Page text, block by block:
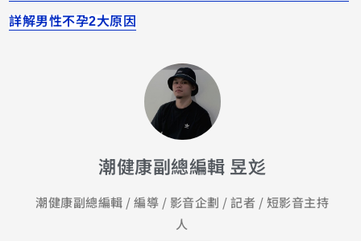
詳解男性不孕2大原因
潮健康副總編輯 昱彣
潮健康副總編輯 / 編導 / 影音企劃 / 記者 / 短影音主持
人